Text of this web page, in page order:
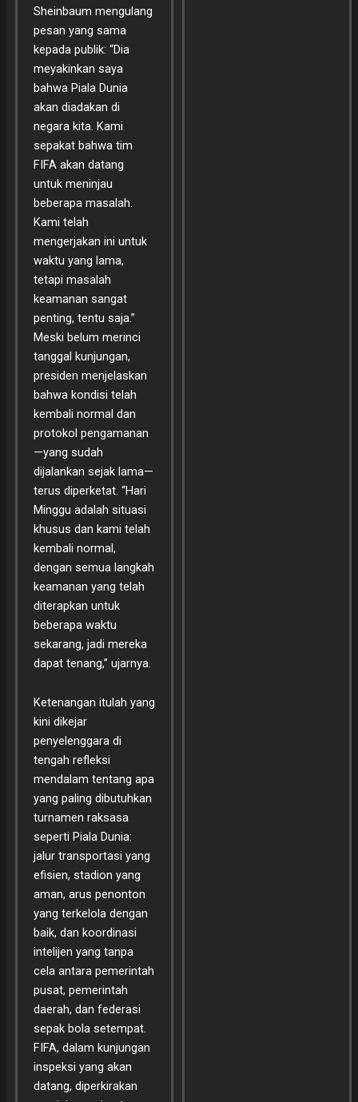
Sheinbaum mengulang
pesan yang sama
kepada publik: “Dia
meyakinkan saya
bahwa Piala Dunia
akan diadakan di
negara kita. Kami
sepakat bahwa tim
FIFA akan datang
untuk meninjau
beberapa masalah.
Kami telah
mengerjakan ini untuk
waktu yang lama,
tetapi masalah
keamanan sangat
penting, tentu saja.”
Meski belum merinci
tanggal kunjungan,
presiden menjelaskan
bahwa kondisi telah
kembali normal dan
protokol pengamanan
—yang sudah
dijalankan sejak lama—
terus diperketat. “Hari
Minggu adalah situasi
khusus dan kami telah
kembali normal,
dengan semua langkah
keamanan yang telah
diterapkan untuk
beberapa waktu
sekarang, jadi mereka
dapat tenang,” ujarnya.
Ketenangan itulah yang
kini dikejar
penyelenggara di
tengah refleksi
mendalam tentang apa
yang paling dibutuhkan
turnamen raksasa
seperti Piala Dunia:
jalur transportasi yang
efisien, stadion yang
aman, arus penonton
yang terkelola dengan
baik, dan koordinasi
intelijen yang tanpa
cela antara pemerintah
pusat, pemerintah
daerah, dan federasi
sepak bola setempat.
FIFA, dalam kunjungan
inspeksi yang akan
datang, diperkirakan